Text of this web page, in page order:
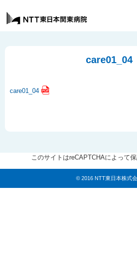
care01_04
care01_04
このサイトはreCAPTCHAによって保
© 2016 NTT東日本株式